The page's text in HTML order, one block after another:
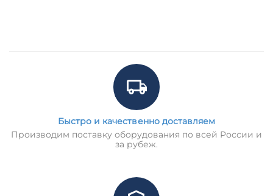
Быстро и качественно доставляем
Производим поставку оборудования по всей России и
за рубеж.